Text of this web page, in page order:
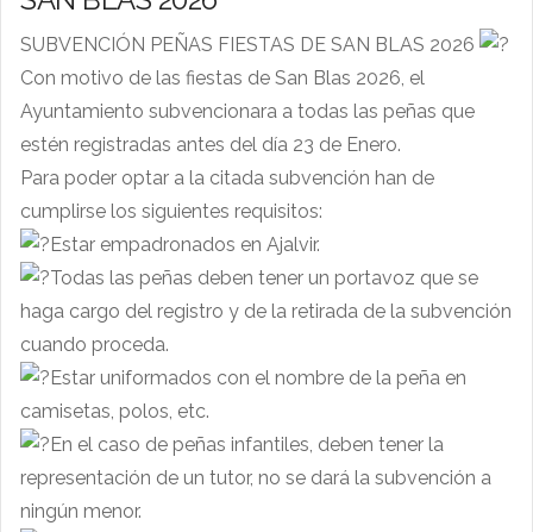
SUBVENCIÓN PEÑAS FIESTAS DE SAN BLAS 2026
Con motivo de las fiestas de San Blas 2026, el
Ayuntamiento subvencionara a todas las peñas que
estén registradas antes del día 23 de Enero.
Para poder optar a la citada subvención han de
cumplirse los siguientes requisitos:
Estar empadronados en Ajalvir.
Todas las peñas deben tener un portavoz que se
haga cargo del registro y de la retirada de la subvención
cuando proceda.
Estar uniformados con el nombre de la peña en
camisetas, polos, etc.
En el caso de peñas infantiles, deben tener la
representación de un tutor, no se dará la subvención a
ningún menor.